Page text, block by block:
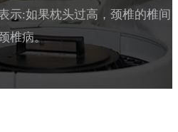
示:如果枕头过高，颈椎的椎间
椎病。